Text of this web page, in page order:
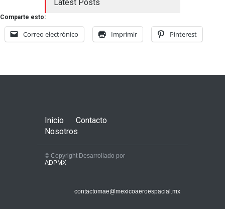
Latest Posts
Comparte esto:
Correo electrónico Imprimir Pinterest
Inicio
Contacto
Nosotros
© Copyright Desarrollado por
ADPMX
contactomae@mexicoaeroespacial.mx